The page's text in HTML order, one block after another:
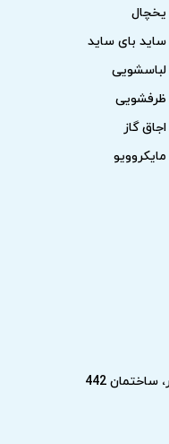
یخچال
بای ساید
لباسشویی
ظرفشویی
گاز
442